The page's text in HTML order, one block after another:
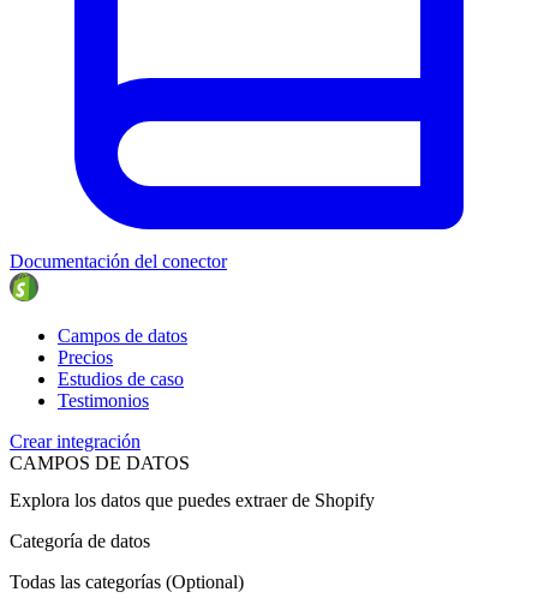
Documentación del conector
Campos de datos
Precios
Estudios de caso
Testimonios
Crear integración
CAMPOS DE DATOS
Explora los datos que puedes extraer de Shopify
Categoría de datos
Todas las categorías (Optional)